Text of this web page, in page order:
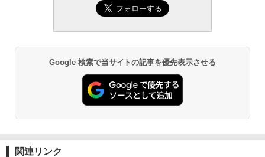
Google 検索で当サイトの記事を優先表示させる
関連リンク